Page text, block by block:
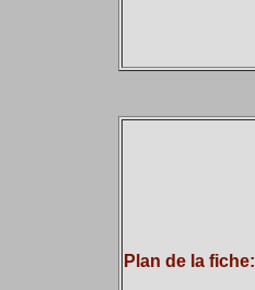
Plan de la fiche: